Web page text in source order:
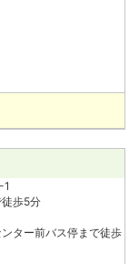
1
徒歩5分
ター前バス停まで徒歩